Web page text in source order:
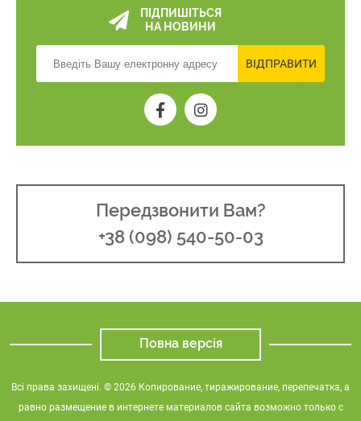
ПІДПИШІТЬСЯ
НА НОВИНИ
ВІДПРАВИТИ
Передзвонити Вам?
+38 (098) 540-50-03
Повна версія
Всі права захищені. © 2026 Копирование, тиражирование, перепечатка, а
равно размещение в интернете материалов сайта возможно только с